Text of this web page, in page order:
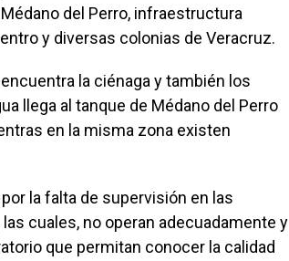
del Perro, infraestructura
y diversas colonias de Veracruz.
la ciénaga y también los
llega al tanque de Médano del Perro
en la misma zona existen
la falta de supervisión en las
cuales, no operan adecuadamente y
que permitan conocer la calidad